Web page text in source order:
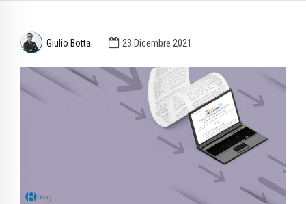
Giulio Botta 23 Dicembre 2021